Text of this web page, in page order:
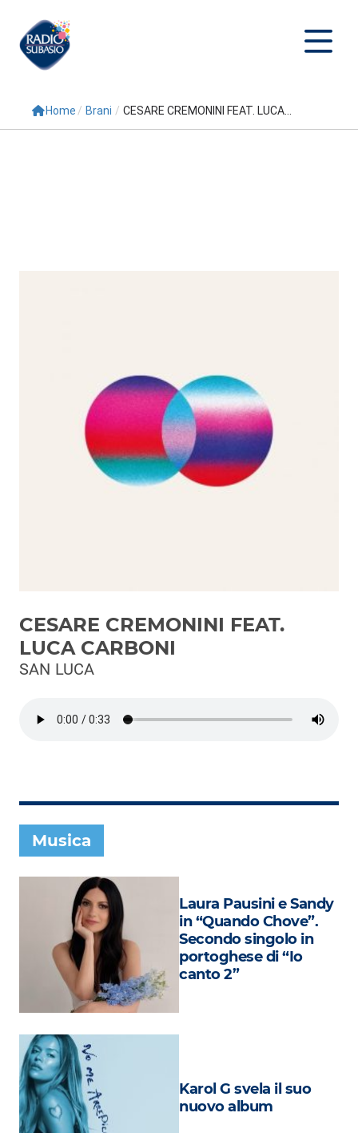
Cerca
3xTe
Interviste
Radio Subasio +
Radio Subasio Disco Club
Subasio Collection
Foto
Speciali
Oroscopo
Radio Subasio Music Club
Sanremo 2026
News
Cultura
Attualità
Costume
Home / Brani / CESARE CREMONINI FEAT. LUCA...
CESARE CREMONINI FEAT.
LUCA CARBONI
SAN LUCA
Musica
Laura Pausini e Sandy
in “Quando Chove”.
Secondo singolo in
portoghese di “Io
canto 2”
Karol G svela il suo
nuovo album